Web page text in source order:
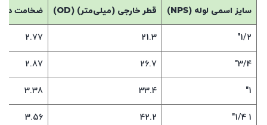
سایز اسمی لوله (NPS
) قطر خارجی (میلی‌متر) (OD
) ضخامت
1/2"
21.3
2.77
3/4"
26.7
2.87
1"
33.4
3.38
1 1/4"
42.2
3.56